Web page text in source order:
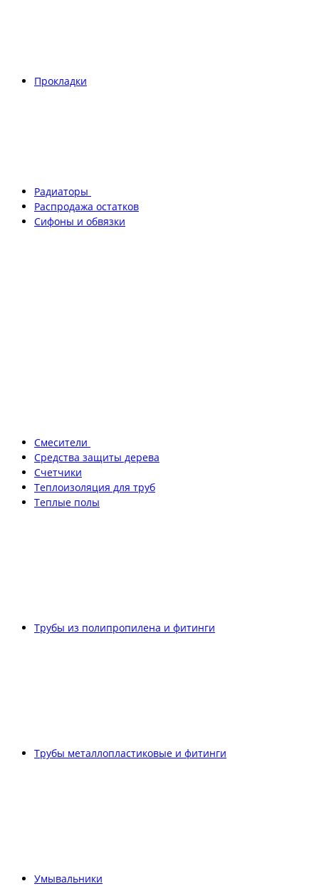
Прокладки
Радиаторы
Распродажа остатков
Сифоны и обвязки
Смесители
Средства защиты дерева
Счетчики
Теплоизоляция для труб
Теплые полы
Трубы из полипропилена и фитинги
Трубы металлопластиковые и фитинги
Умывальники